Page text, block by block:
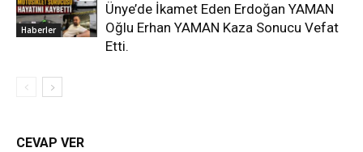
Haberler
Ünye’de İkamet Eden Erdoğan YAMAN
Oğlu Erhan YAMAN Kaza Sonucu Vefat
Etti.
CEVAP VER